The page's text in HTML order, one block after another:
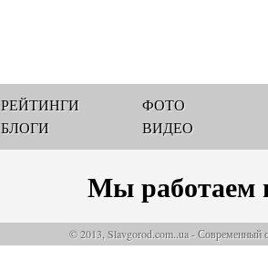
РЕЙТИНГИ
БЛОГИ
ФОТО
ВИДЕО
Мы работаем
© 2013, Slavgorod.com..ua - Современный